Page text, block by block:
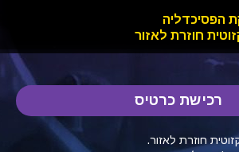
הפסיכדליה
חוזרת לאזור
רכישת כרטיס
חוזרת לאזור.